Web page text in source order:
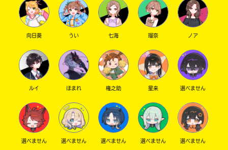
向日葵 うい 七海 瑠奈 ノア
ルイ ほまれ 権之助 星来 選べません
選べません 選べません 選べません 選べません 選べません